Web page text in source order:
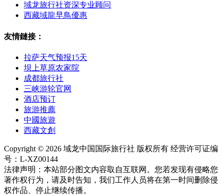
域龙旅行社资深专业顾问
西藏域龍早鳥優惠
友情鏈接：
拉萨天气预报15天
坝上草原农家院
成都旅行社
三峡游轮官网
酒店预订
旅游推薦
中國旅遊
西藏文創
Copyright © 2026 域龙中国国际旅行社 版权所有 经营许可证编
号：L-XZ00144
法律声明：本站部分图文内容取自互联网。您若发现有侵略您
著作权行为，请及时告知，我们工作人员将在第一时间删除侵
权作品、停止继续传播。